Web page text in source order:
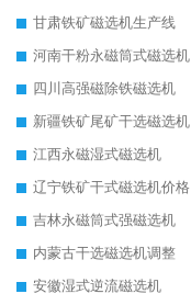
甘肃铁矿磁选机生产线
河南干粉永磁筒式磁选机
四川高强磁除铁磁选机
新疆铁矿尾矿干选磁选机
江西永磁湿式磁选机
辽宁铁矿干式磁选机价格
吉林永磁筒式强磁选机
内蒙古干选磁选机调整
安徽湿式逆流磁选机